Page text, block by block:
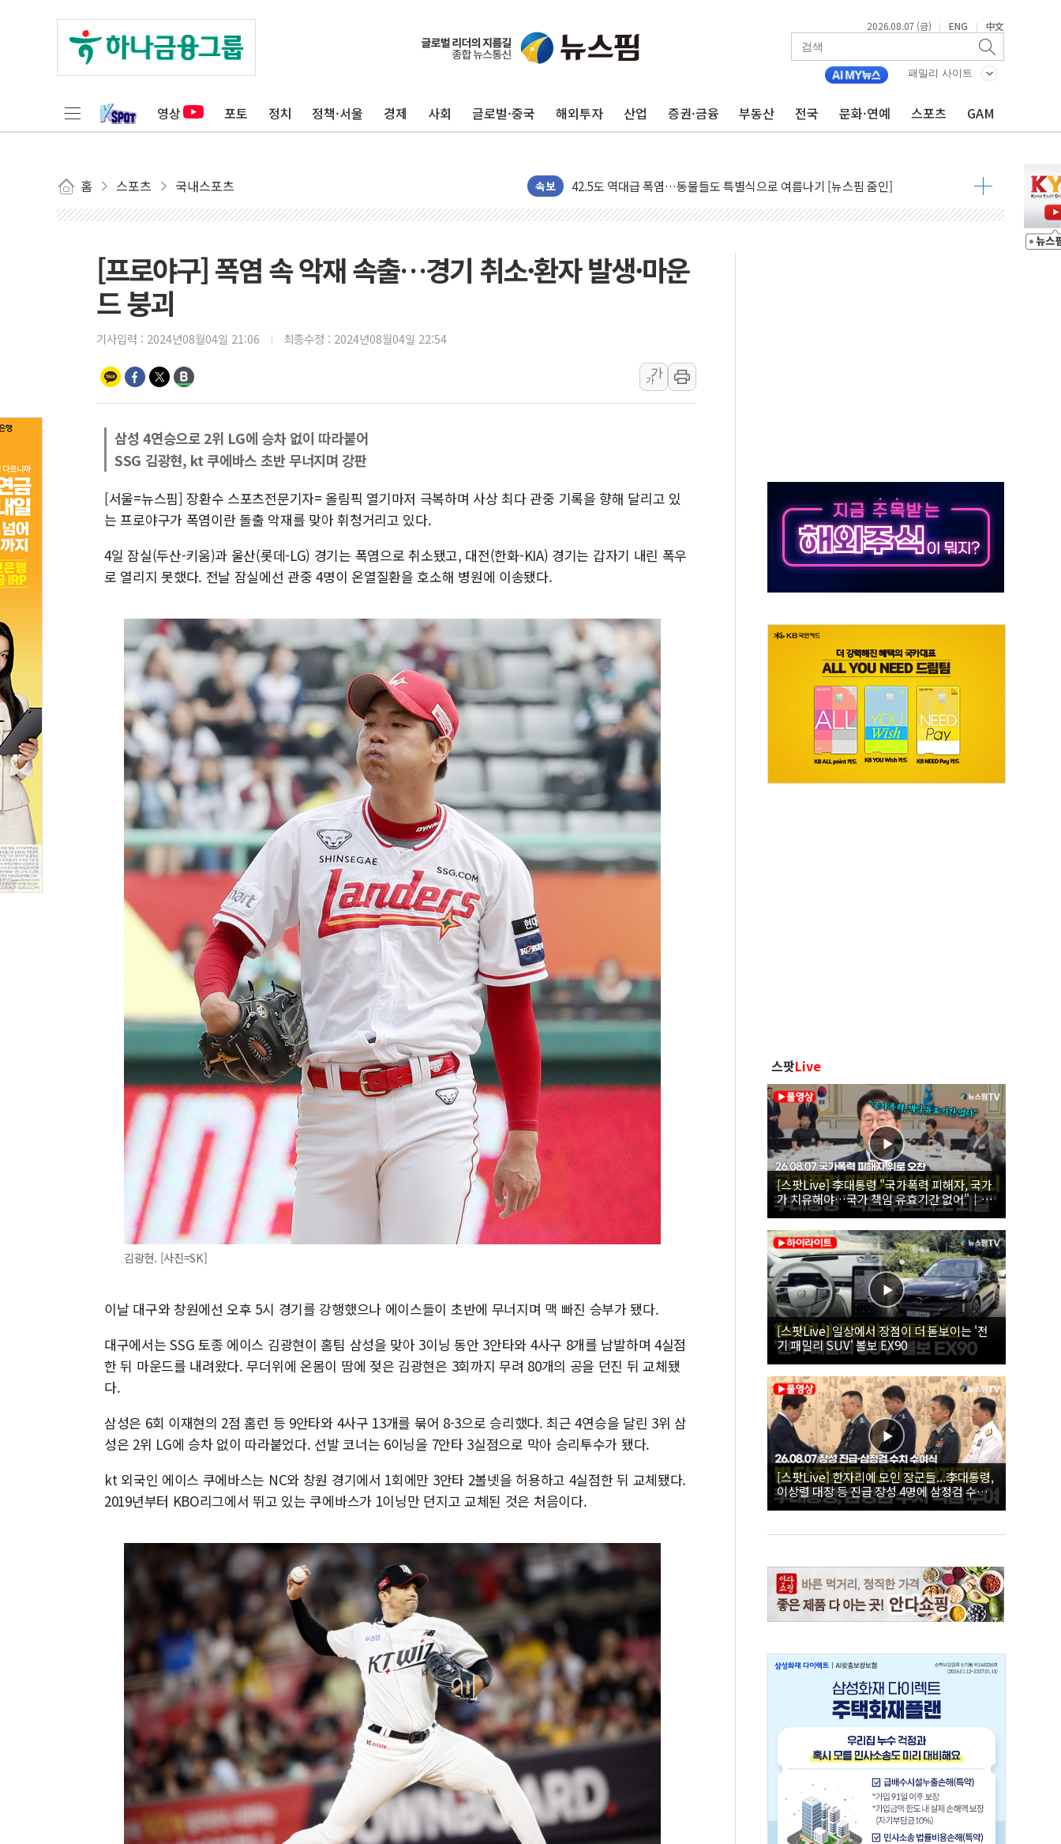
2026.08.07 (금) | ENG | 中文
패밀리 사이트
영상 포토 정치 정책·서울 경제 사회 글로벌·중국 해외투자 산업 증권·금융 부동산 전국 문화·연예 스포츠 GAM
홈 스포츠 국내스포츠 속보
'찜통더위'에 전력수요 역대 최고치 경신…한낮 총수요 104.3GW 기록
후티 반군, 예멘 정부군과 사우디 동시 공격… 위기 고조되는 또 다른 중동 화약고
경찰, 9월부터 '가족 사건' 못 맡는다…상피제 실시
포스코홀딩스, 포스코인터·DX 지분 일부 매각
40.2도 찍은 서울 등 폭염중대경보 해제…누적 온열질환자 2872명
"文정부 악몽 재현 안돼"...李 부동산 세제안에 與 내부서 '총선·대선 직격탄' 우려
워트, 상반기 영업이익 30억원
프롬바이오, 10일 거래 재개…"재무구조 개편"
보로노이, 폐암 치료제 'VRN11' 캐나다 IND 신청
푸본현대생명, 육군 3군단과 군 장병 금융교육·전역 지원 협약
교보생명, '교보K-맞춤건강보험' 6개월 배타적사용권 획득
벼랑 끝 선 '동전주' 무더기 상폐 위기…관리종목 우려 지정예고 총 63개
[프로야구] 폭염 속 악재 속출…경기 취소·환자 발생·마운
드 붕괴
기사입력 : 2024년08월04일 21:06 최종수정 : 2024년08월04일 22:54
가
가
삼성 4연승으로 2위 LG에 승차 없이 따라붙어
SSG 김광현, kt 쿠에바스 초반 무너지며 강판
[서울=뉴스핌] 장환수 스포츠전문기자= 올림픽 열기마저 극복하며 사상 최다 관중 기록을 향해 달리고 있
는 프로야구가 폭염이란 돌출 악재를 맞아 휘청거리고 있다.
4일 잠실(두산-키움)과 울산(롯데-LG) 경기는 폭염으로 취소됐고, 대전(한화-KIA) 경기는 갑자기 내린 폭우
로 열리지 못했다. 전날 잠실에선 관중 4명이 온열질환을 호소해 병원에 이송됐다.
김광현. [사진=SK]
이날 대구와 창원에선 오후 5시 경기를 강행했으나 에이스들이 초반에 무너지며 맥 빠진 승부가 됐다.
대구에서는 SSG 토종 에이스 김광현이 홈팀 삼성을 맞아 3이닝 동안 3안타와 4사구 8개를 남발하며 4실점
한 뒤 마운드를 내려왔다. 무더위에 온몸이 땀에 젖은 김광현은 3회까지 무려 80개의 공을 던진 뒤 교체됐
다.
삼성은 6회 이재현의 2점 홈런 등 9안타와 4사구 13개를 묶어 8-3으로 승리했다. 최근 4연승을 달린 3위 삼
성은 2위 LG에 승차 없이 따라붙었다. 선발 코너는 6이닝을 7안타 3실점으로 막아 승리투수가 됐다.
kt 외국인 에이스 쿠에바스는 NC와 창원 경기에서 1회에만 3안타 2볼넷을 허용하고 4실점한 뒤 교체됐다.
2019년부터 KBO리그에서 뛰고 있는 쿠에바스가 1이닝만 던지고 교체된 것은 처음이다.
스팟Live
[스팟Live] 李대통령 "국가폭력 피해자, 국가
가 치유해야…국가 책임 유효기간 없어"｜
26.08.07 국가폭력 피해자 위로 오찬
[스팟Live] 일상에서 장점이 더 돋보이는 '전
기 패밀리 SUV' 볼보 EX90
[스팟Live] 한자리에 모인 장군들...李대통령,
이상렬 대장 등 진급 장성 4명에 삼정검 수치
직접 수여｜26.08.07 장성 진급·삼정검 수치